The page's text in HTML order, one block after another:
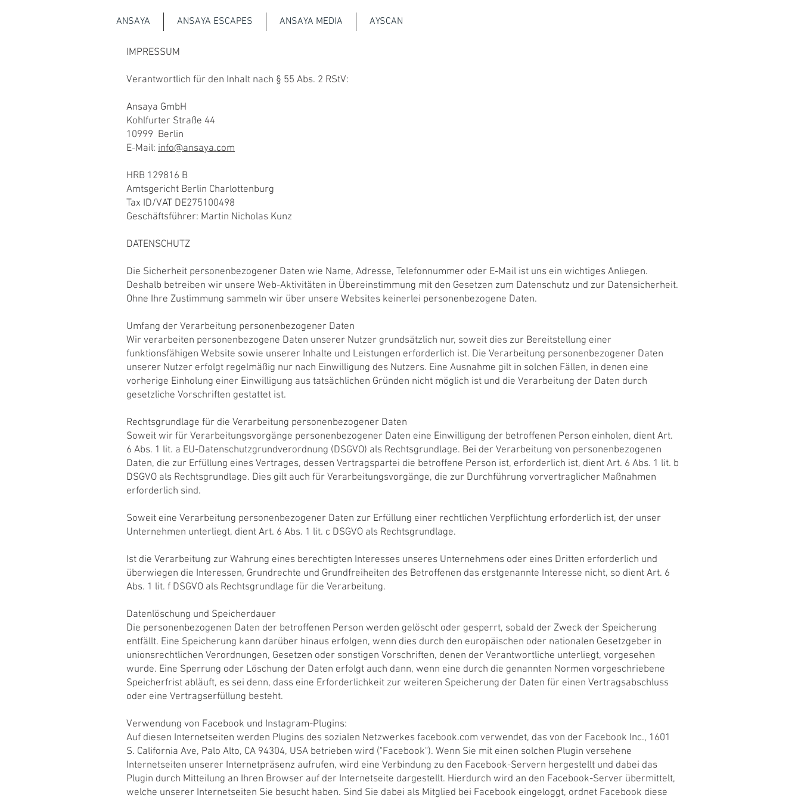
ANSAYA ANSAYA ESCAPES ANSAYA MEDIA AYSCAN
IMPRESSUM
Verantwortlich für den Inhalt nach § 55 Abs. 2 RStV:
Ansaya GmbH
Kohlfurter Straße 44
10999 Berlin
E-Mail: info@ansaya.com
HRB 129816 B
Amtsgericht Berlin Charlottenburg
Tax ID/VAT DE275100498
Geschäftsführer: Martin Nicholas Kunz
DATENSCHUTZ
Die Sicherheit personenbezogener Daten wie Name, Adresse, Telefonnummer oder E-Mail ist uns ein wichtiges Anliegen.
Deshalb betreiben wir unsere Web-Aktivitäten in Übereinstimmung mit den Gesetzen zum Datenschutz und zur Datensicherheit.
Ohne Ihre Zustimmung sammeln wir über unsere Websites keinerlei personenbezogene Daten.
Umfang der Verarbeitung personenbezogener Daten
Wir verarbeiten personenbezogene Daten unserer Nutzer grundsätzlich nur, soweit dies zur Bereitstellung einer
funktionsfähigen Website sowie unserer Inhalte und Leistungen erforderlich ist. Die Verarbeitung personenbezogener Daten
unserer Nutzer erfolgt regelmäßig nur nach Einwilligung des Nutzers. Eine Ausnahme gilt in solchen Fällen, in denen eine
vorherige Einholung einer Einwilligung aus tatsächlichen Gründen nicht möglich ist und die Verarbeitung der Daten durch
gesetzliche Vorschriften gestattet ist.
Rechtsgrundlage für die Verarbeitung personenbezogener Daten
Soweit wir für Verarbeitungsvorgänge personenbezogener Daten eine Einwilligung der betroffenen Person einholen, dient Art.
6 Abs. 1 lit. a EU-Datenschutzgrundverordnung (DSGVO) als Rechtsgrundlage. Bei der Verarbeitung von personenbezogenen
Daten, die zur Erfüllung eines Vertrages, dessen Vertragspartei die betroffene Person ist, erforderlich ist, dient Art. 6 Abs. 1 lit. b
DSGVO als Rechtsgrundlage. Dies gilt auch für Verarbeitungsvorgänge, die zur Durchführung vorvertraglicher Maßnahmen
erforderlich sind.
Soweit eine Verarbeitung personenbezogener Daten zur Erfüllung einer rechtlichen Verpflichtung erforderlich ist, der unser
Unternehmen unterliegt, dient Art. 6 Abs. 1 lit. c DSGVO als Rechtsgrundlage.
Ist die Verarbeitung zur Wahrung eines berechtigten Interesses unseres Unternehmens oder eines Dritten erforderlich und
überwiegen die Interessen, Grundrechte und Grundfreiheiten des Betroffenen das erstgenannte Interesse nicht, so dient Art. 6
Abs. 1 lit. f DSGVO als Rechtsgrundlage für die Verarbeitung.
Datenlöschung und Speicherdauer
Die personenbezogenen Daten der betroffenen Person werden gelöscht oder gesperrt, sobald der Zweck der Speicherung
entfällt. Eine Speicherung kann darüber hinaus erfolgen, wenn dies durch den europäischen oder nationalen Gesetzgeber in
unionsrechtlichen Verordnungen, Gesetzen oder sonstigen Vorschriften, denen der Verantwortliche unterliegt, vorgesehen
wurde. Eine Sperrung oder Löschung der Daten erfolgt auch dann, wenn eine durch die genannten Normen vorgeschriebene
Speicherfrist abläuft, es sei denn, dass eine Erforderlichkeit zur weiteren Speicherung der Daten für einen Vertragsabschluss
oder eine Vertragserfüllung besteht.
Verwendung von Facebook und Instagram-Plugins:
Auf diesen Internetseiten werden Plugins des sozialen Netzwerkes facebook.com verwendet, das von der Facebook Inc., 1601
S. California Ave, Palo Alto, CA 94304, USA betrieben wird ("Facebook"). Wenn Sie mit einen solchen Plugin versehene
Internetseiten unserer Internetpräsenz aufrufen, wird eine Verbindung zu den Facebook-Servern hergestellt und dabei das
Plugin durch Mitteilung an Ihren Browser auf der Internetseite dargestellt. Hierdurch wird an den Facebook-Server übermittelt,
welche unserer Internetseiten Sie besucht haben. Sind Sie dabei als Mitglied bei Facebook eingeloggt, ordnet Facebook diese